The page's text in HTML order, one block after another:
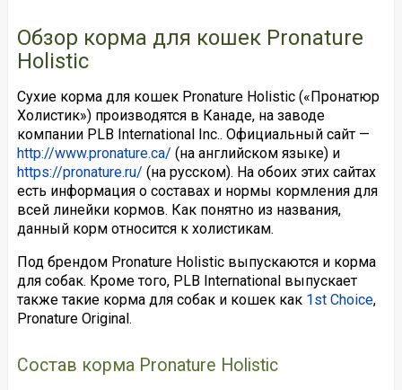
Обзор корма для кошек Pronature
Holistic
Сухие корма для кошек Pronature Holistic («Пронатюр
Холистик») производятся в Канаде, на заводе
компании PLB International Inc.. Официальный сайт —
http://www.pronature.ca/ (на английском языке) и
https://pronature.ru/ (на русском). На обоих этих сайтах
есть информация о составах и нормы кормления для
всей линейки кормов. Как понятно из названия,
данный корм относится к холистикам.
Под брендом Pronature Holistic выпускаются и корма
для собак. Кроме того, PLB International выпускает
также такие корма для собак и кошек как 1st Choice,
Pronature Original.
Состав корма Pronature Holistic